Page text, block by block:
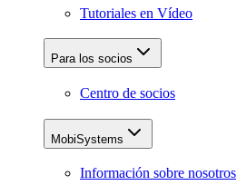
Tutoriales en Vídeo
Para los socios
Centro de socios
MobiSystems
Información sobre nosotros